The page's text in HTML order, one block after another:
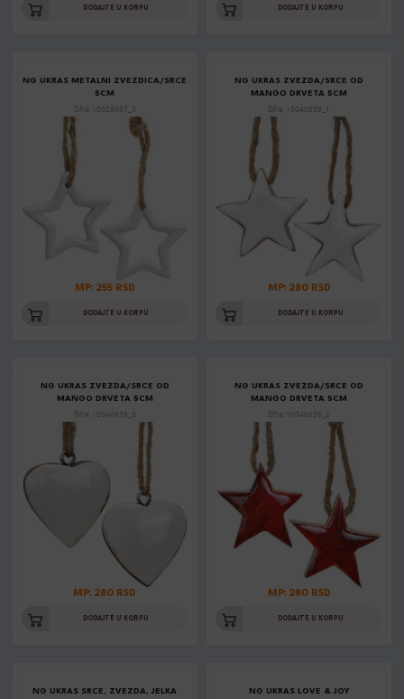
DODAJTE U KORPU DODAJTE U KORPU
NG UKRAS METALNI ZVEZDICA/SRCE
5CM
Šifra: 10029097_3
MP: 255 RSD
DODAJTE U KORPU
NG UKRAS ZVEZDA/SRCE OD
MANGO DRVETA 5CM
Šifra: 10040639_1
MP: 280 RSD
DODAJTE U KORPU
NG UKRAS ZVEZDA/SRCE OD
MANGO DRVETA 5CM
Šifra: 10040639_3
MP: 280 RSD
DODAJTE U KORPU
NG UKRAS ZVEZDA/SRCE OD
MANGO DRVETA 5CM
Šifra: 10040639_2
MP: 280 RSD
DODAJTE U KORPU
NG UKRAS SRCE, ZVEZDA, JELKA NG UKRAS LOVE & JOY